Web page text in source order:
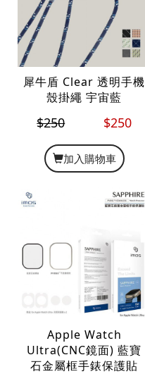
犀牛盾 Clear 透明手機
殼掛繩 宇宙藍
$250 $250
加入購物車
Apple Watch
Ultra(CNC鏡面) 藍寶
石金屬框手錶保護貼